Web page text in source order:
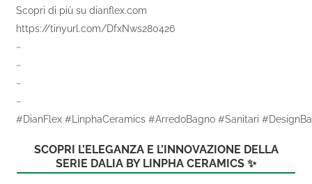
Scopri di più su dianflex.com
https://tinyurl.com/DfxNws280426
~
~
~
~
#DianFlex #LinphaCeramics #ArredoBagno #Sanitari
SCOPRI L’ELEGANZA E L’INNOVAZIONE DELLA
SERIE DALIA BY LINPHA CERAMICS ✨